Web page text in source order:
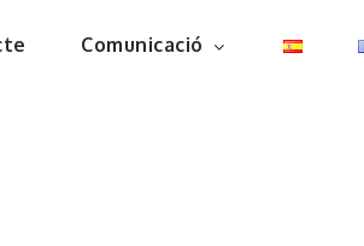
Comunicació